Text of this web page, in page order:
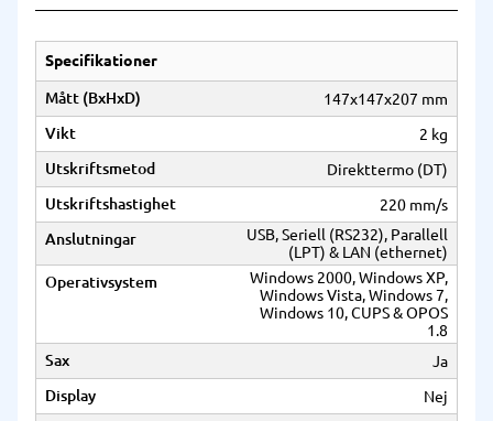
Specifikationer
Mått (BxHxD)
147x147x207 mm
Vikt
2 kg
Utskriftsmetod
Direkttermo (DT)
Utskriftshastighet
220 mm/s
Anslutningar
USB, Seriell (RS232), Parallell
(LPT) & LAN (ethernet)
Operativsystem
Windows 2000, Windows XP,
Windows Vista, Windows 7,
Windows 10, CUPS & OPOS
1.8
Sax
Ja
Display
Nej